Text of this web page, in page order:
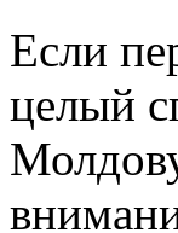
Если
целый